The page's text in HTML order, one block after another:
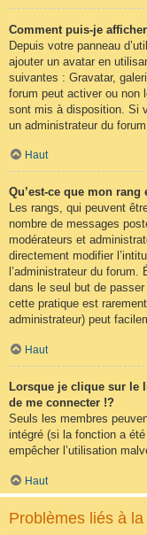
Comment puis-je
Depuis votre panneau
ajouter un avatar en
suivantes : Gravatar,
forum peut activer ou non
sont mis à disposition. Si
un administrateur du forum.
Haut
Qu’est-ce que mon
Les rangs, qui peuvent
nombre de messages
modérateurs et
directement modifier
l’administrateur du
dans le seul but de
cette pratique est
administrateur) peut
Haut
Lorsque je clique sur le
de me connecter !?
Seuls les membres
intégré (si la fonction a
empêcher l’utilisation
Haut
Problèmes liés à